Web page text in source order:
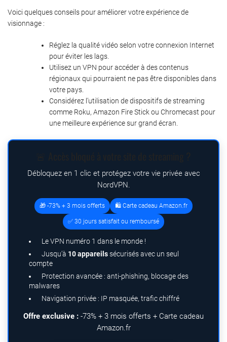
Voici quelques conseils pour améliorer votre expérience de
visionnage :
Réglez la qualité vidéo selon votre connexion Internet
pour éviter les lags.
Utilisez un VPN pour accéder à des contenus
régionaux qui pourraient ne pas être disponibles dans
votre pays.
Considérez l’utilisation de dispositifs de streaming
comme Roku, Amazon Fire Stick ou Chromecast pour
une meilleure expérience sur grand écran.
Débloquez en 1 clic et protégez votre vie privée avec
NordVPN.
🎁 -73% + 3 mois offerts 🛍️ Carte cadeau Amazon.fr
✅ 30 jours satisfait ou remboursé
Le VPN numéro 1 dans le monde !
Jusqu’à 10 appareilssécurisés avec un seul
compte
Protection avancée : anti-phishing, blocage des
malwares
Navigation privée : IP masquée, trafic chiffré
Offre exclusive : -73% + 3 mois offerts + Carte cadeau
Amazon.fr